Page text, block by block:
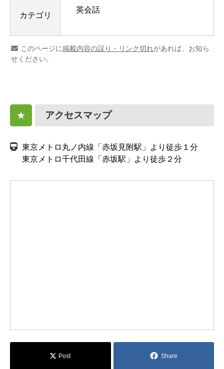
カテゴリ
英会話
このページに掲載内容の誤り・リンク切れがあれば、お知ら
せください。
★ アクセスマップ
東京メトロ丸ノ内線「赤坂見附駅」より徒歩１分
東京メトロ千代田線「赤坂駅」より徒歩２分
Post Share